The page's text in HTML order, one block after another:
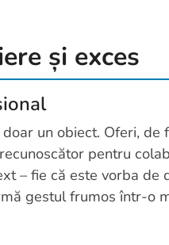
și exces
un obiect. Oferi, de
pentru
– fie că este vorba de
gestul frumos într-o